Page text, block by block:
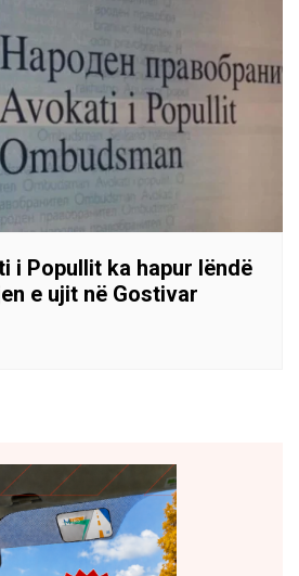
i Popullit ka hapur lëndë
e ujit në Gostivar